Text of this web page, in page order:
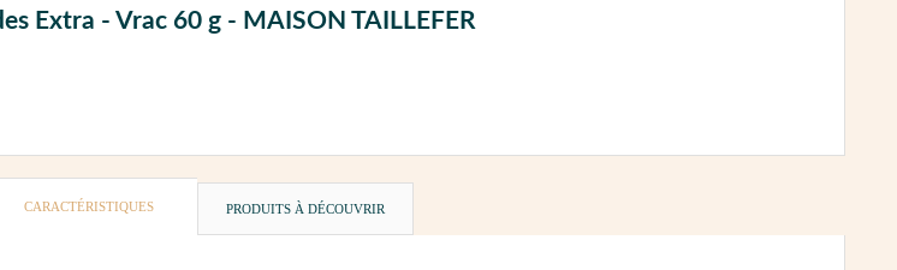
Extra - Vrac 60 g - MAISON TAILLEFER
CARACTÉRISTIQUES PRODUITS À DÉCOUVRIR